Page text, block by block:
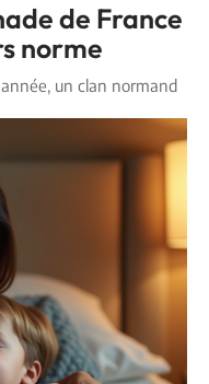
de France
norme
un clan normand